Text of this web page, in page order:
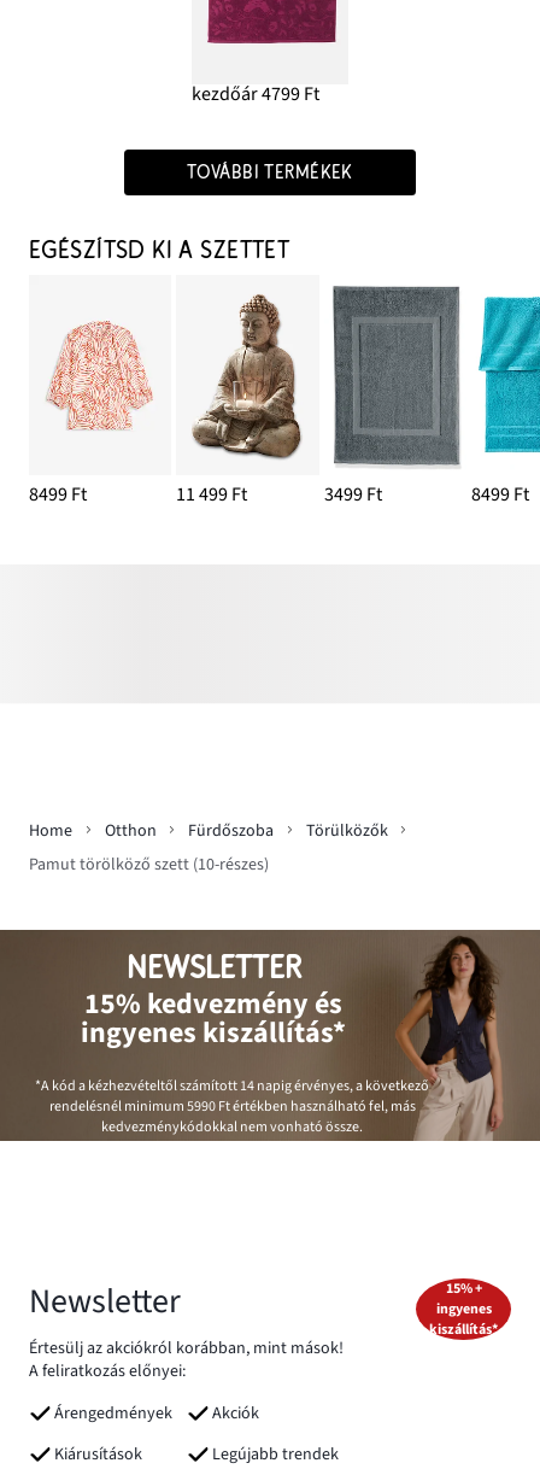
kezdőár 4799 Ft
TOVÁBBI TERMÉKEK
EGÉSZÍTSD KI A SZETTET
8499 Ft 11 499 Ft 3499 Ft 8499 Ft
Home Otthon Fürdőszoba
Törülközők
Pamut törölköző szett (10-részes)
NEWSLETTER
15% kedvezmény és
ingyenes kiszállítás*
*A kód a kézhezvételtől számított 14 napig érvényes, a következő
rendelésnél minimum5990 Ftértékben használható fel, más
kedvezménykódokkal nem vonható össze.
Newsletter
Értesülj az akciókról korábban, mint mások!
A feliratkozás előnyei:
Árengedmények
Akciók
Kiárusítások
Legújabb trendek
15% +
ingyenes
kiszállítás*